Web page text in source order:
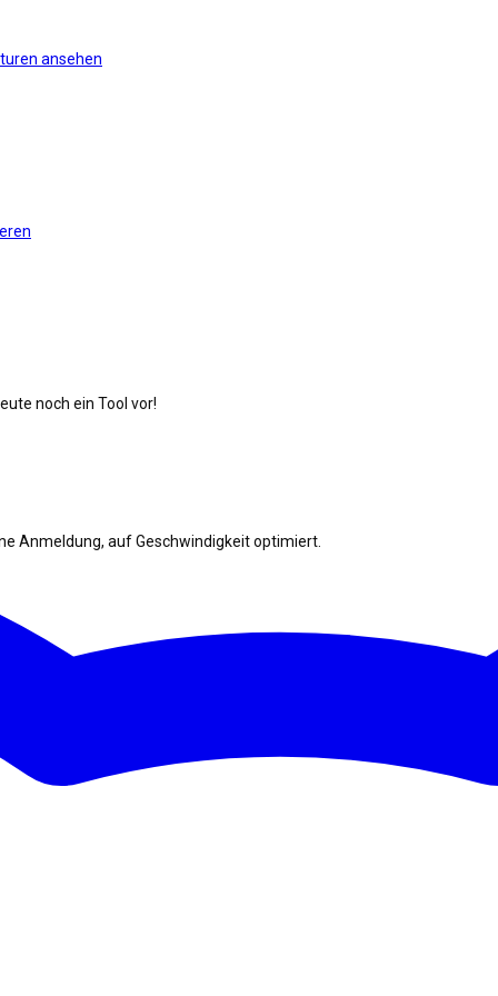
ansehen
noch ein Tool vor!
Anmeldung, auf Geschwindigkeit optimiert.